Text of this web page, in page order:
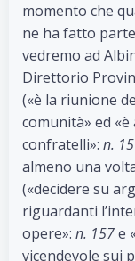
momento che
ne ha fatto
vedremo ad
Direttorio
(«è la riunione
comunità» ed
confratelli»: n.
almeno una
(«decidere su
riguardanti
opere»: n. 157e
vicendevole sui